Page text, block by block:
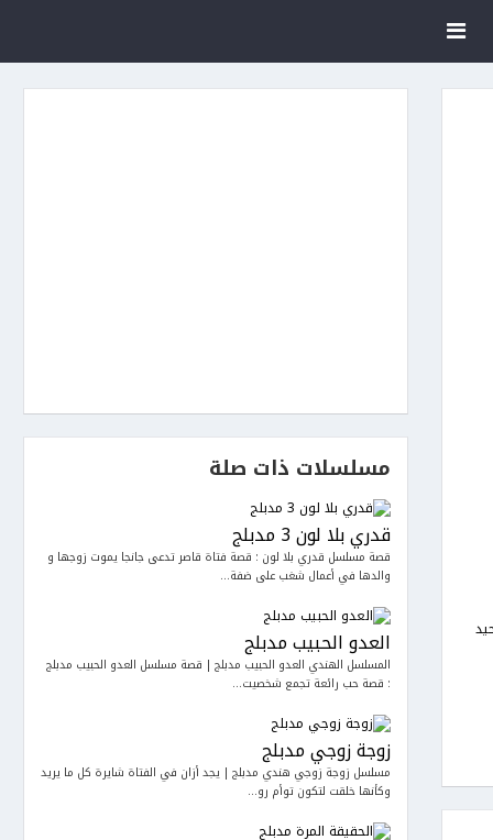
مسلسلات ذات صلة
قدري بلا لون 3 مدبلج
قصة مسلسل قدري بلا لون : قصة فتاة قاصر تدعى جانجا يموت زوجها و
والدها في أعمال شغب على ضفة...
العدو الحبيب مدبلج
المسلسل الهندي العدو الحبيب مدبلج | قصة مسلسل العدو الحبيب مدبلج
: قصة حب رائعة تجمع شخصيت...
زوجة زوجي مدبلج
مسلسل زوجة زوجي هندي مدبلج | يجد أزان في الفتاة شايرة كل ما يريد
وكأنها خلقت لتكون توأم رو...